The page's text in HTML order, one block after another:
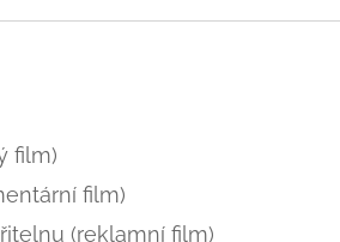
film)
film)
(reklamní film)